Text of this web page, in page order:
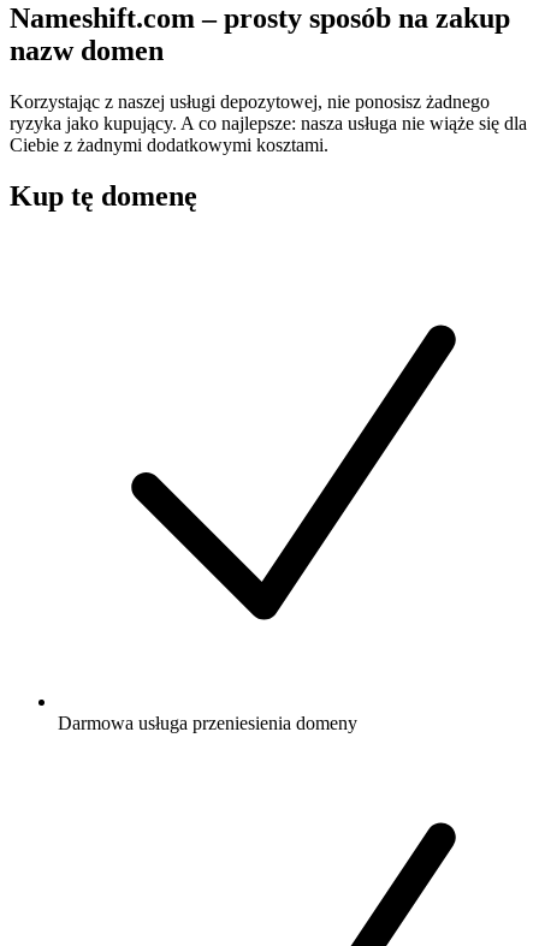
Nameshift.com – prosty sposób na zakup
nazw domen
Korzystając z naszej usługi depozytowej, nie ponosisz żadnego
ryzyka jako kupujący. A co najlepsze: nasza usługa nie wiąże się dla
Ciebie z żadnymi dodatkowymi kosztami.
Kup tę domenę
Darmowa usługa przeniesienia domeny